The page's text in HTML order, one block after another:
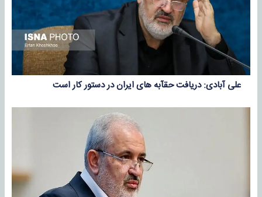
علی آبادی: دریافت حقآبه های ایران در دستور کار است